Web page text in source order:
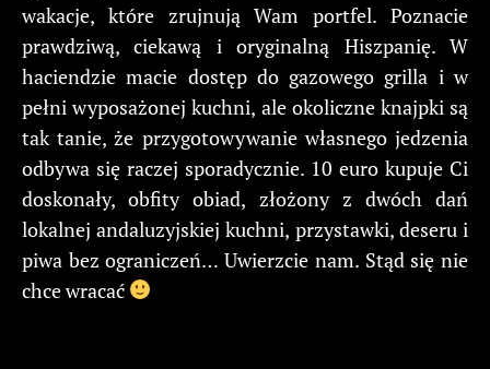
wakacje, które zrujnują Wam portfel. Poznacie
prawdziwą, ciekawą i oryginalną Hiszpanię. W
haciendzie macie dostęp do gazowego grilla i w
pełni wyposażonej kuchni, ale okoliczne knajpki są
tak tanie, że przygotowywanie własnego jedzenia
odbywa się raczej sporadycznie. 10 euro kupuje Ci
doskonały, obfity obiad, złożony z dwóch dań
lokalnej andaluzyjskiej kuchni, przystawki, deseru i
piwa bez ograniczeń… Uwierzcie nam. Stąd się nie
chce wracać